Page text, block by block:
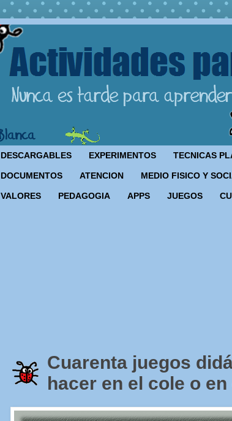
DESCARGABLES EXPERIMENTOS TECNICAS
DOCUMENTOS ATENCION MEDIO FISICO Y
VALORES PEDAGOGIA APPS JUEGOS
Cuarenta juegos
hacer en el cole o